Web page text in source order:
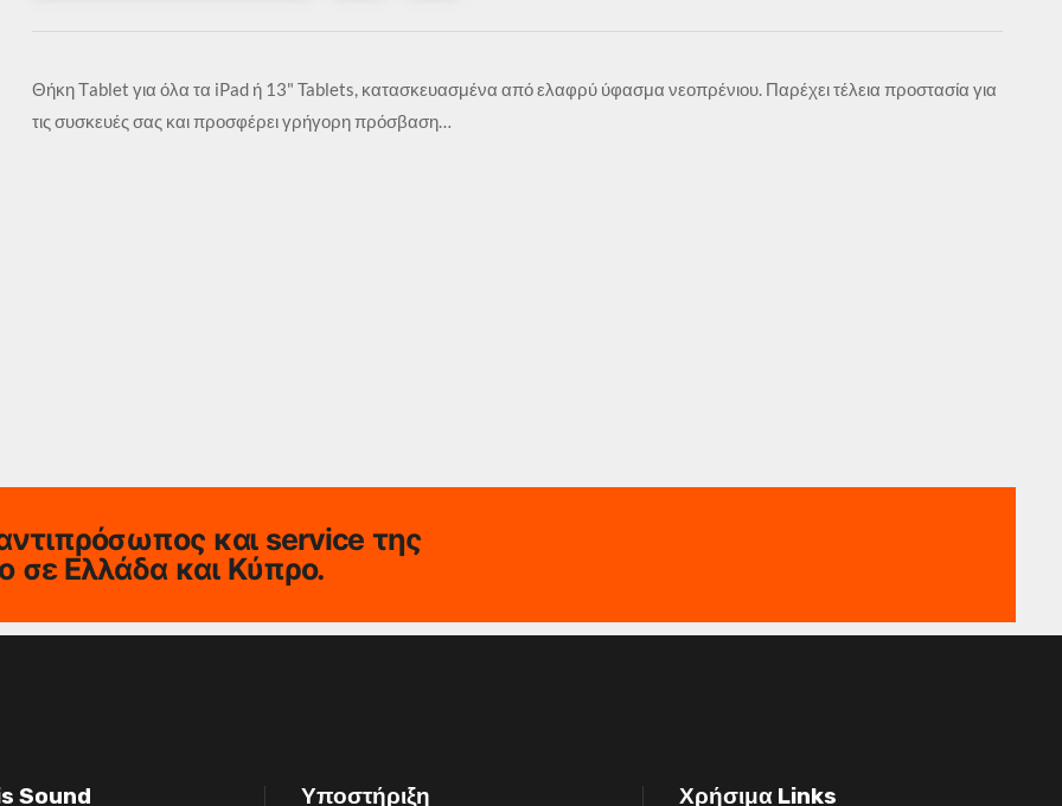
Θήκη Τablet για όλα τα iPad ή 13" Tablets, κατασκευασμένα από ελαφρύ ύφασμα νεοπρένιου. Παρέχει τέλεια προστασία για
τις συσκευές σας και προσφέρει γρήγορη πρόσβαση…
και service της
σε Ελλάδα και Κύπρο.
Sound Υποστήριξη Χρήσιμα Links